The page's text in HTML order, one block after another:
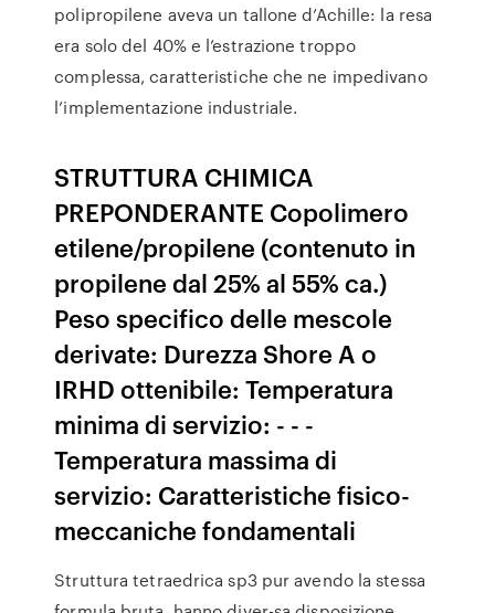
polipropilene aveva un tallone d’Achille: la resa
era solo del 40% e l’estrazione troppo
complessa, caratteristiche che ne impedivano
l’implementazione industriale.
STRUTTURA CHIMICA
PREPONDERANTE Copolimero
etilene/propilene (contenuto in
propilene dal 25% al 55% ca.)
Peso specifico delle mescole
derivate: Durezza Shore A o
IRHD ottenibile: Temperatura
minima di servizio: - - -
Temperatura massima di
servizio: Caratteristiche fisico-
meccaniche fondamentali
Struttura tetraedrica sp3 pur avendo la stessa